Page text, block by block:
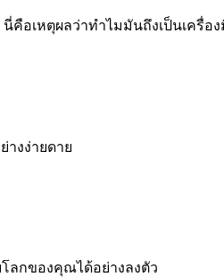
นี่คือเหตุผลว่าทำไมมันถึงเป็นเค
างง่ายดาย
โลกของคุณได้อย่างลงตัว